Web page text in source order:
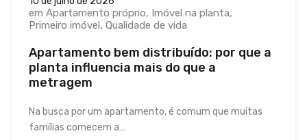
em Apartamento próprio Imóvel na planta
Primeiro imóvel Qualidade de vida
Apartamento bem distribuído: por que a
planta influencia mais do que a
metragem
Na busca por um apartamento, é comum que muitas
famílias comecem a…